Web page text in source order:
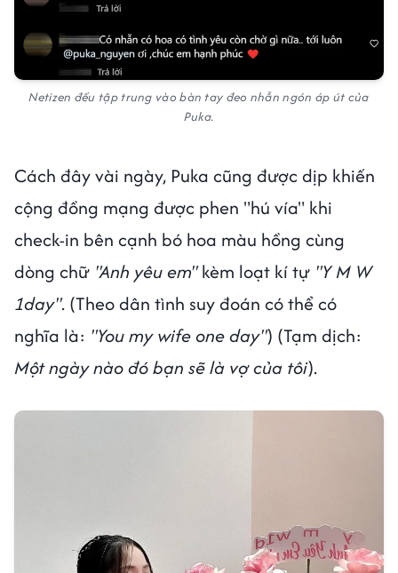
Netizen đều tập trung vào bàn tay đeo nhẫn ngón áp út của
Puka.
Cách đây vài ngày, Puka cũng được dịp khiến
cộng đồng mạng được phen "hú vía" khi
check-in bên cạnh bó hoa màu hồng cùng
dòng chữ "Anh yêu em"kèm loạt kí tự "Y M W
1day". (Theo dân tình suy đoán có thể có
nghĩa là: "You my wife one day") (Tạm dịch:
Một ngày nào đó bạn sẽ là vợ của tôi).